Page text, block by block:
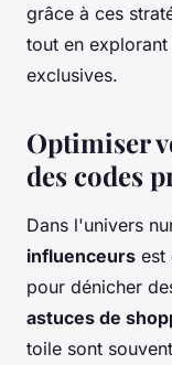
grâce à ces
tout en
exclusives.
Optimiser
des codes
Dans l'univers
influenceurs est
pour dénicher
astuces de
toile sont